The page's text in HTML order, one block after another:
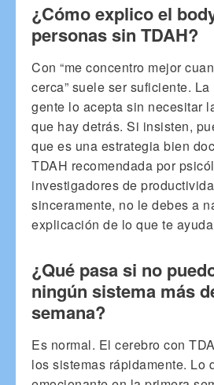
¿Cómo explico el
personas sin TDAH?
Con “me concentro mejor
cerca” suele ser suficiente.
gente lo acepta sin necesitar
que hay detrás. Si insisten,
que es una estrategia bien
TDAH recomendada por
investigadores de
sinceramente, no le debes a
explicación de lo que te
¿Qué pasa si no
ningún sistema más
semana?
Es normal. El cerebro con
los sistemas rápidamente. Lo